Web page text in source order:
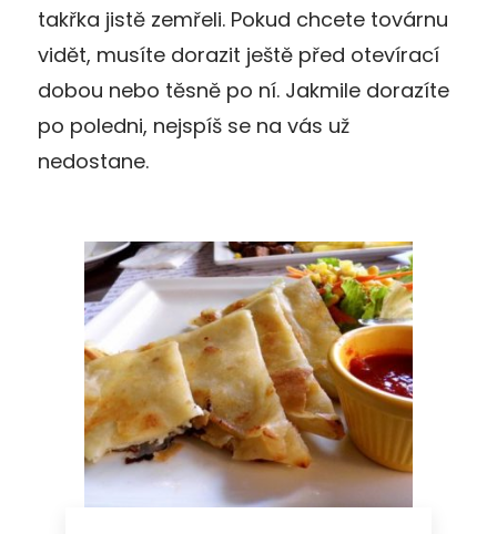
takřka jistě zemřeli. Pokud chcete továrnu
vidět, musíte dorazit ještě před otevírací
dobou nebo těsně po ní. Jakmile dorazíte
po poledni, nejspíš se na vás už
nedostane.